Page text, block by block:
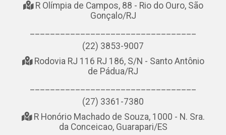
R Olímpia de Campos, 88 - Rio do Ouro, São
Gonçalo/RJ
(22) 3853-9007
Rodovia RJ 116 RJ 186, S/N - Santo Antônio
de Pádua/RJ
(27) 3361-7380
R Honório Machado de Souza, 1000 - N. Sra.
da Conceicao, Guarapari/ES